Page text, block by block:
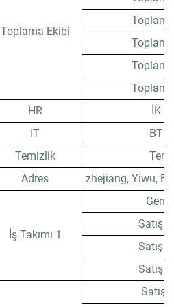
Toplama Ekibi
HR
İK
IT
BT
Temizlik
Adres
zhejiang, Yiwu,
İş Takımı 1
Satış
Satış
Satış
Satış